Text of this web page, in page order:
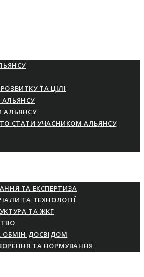
ТА ЦІЛІ
АЛЬЯНСУ
СТАТИ УЧАСНИКОМ АЛЬЯНСУ
ТА ЕКСПЕРТИЗА
ТА ТЕХНОЛОГІЇ
ТА ЖКГ
ОБМІН ДОСВІДОМ
ТА НОРМУВАННЯ